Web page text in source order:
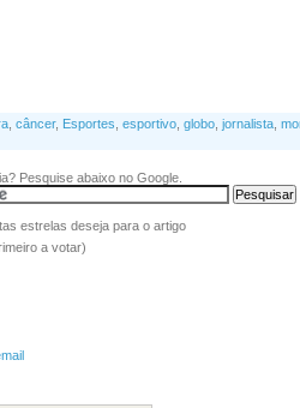
câncer, Esportes esportivo globo jornalista
Pesquise abaixo no Google.
estrelas deseja para o artigo
a votar)